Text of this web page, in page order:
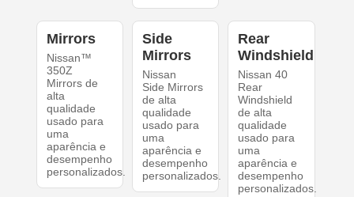
Mirrors
Nissan™
350Z
Mirrors de
alta
qualidade
usado para
uma
aparência e
desempenho
personalizados.
Side
Mirrors
Nissan
Side Mirrors
de alta
qualidade
usado para
uma
aparência e
desempenho
personalizados.
Rear
Windshield
Nissan 40
Rear
Windshield
de alta
qualidade
usado para
uma
aparência e
desempenho
personalizados.